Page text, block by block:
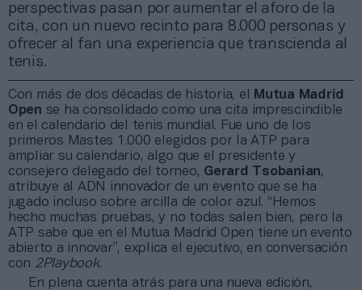
perspectivas pasan por aumentar el aforo de la
cita, con un nuevo recinto para 8.000 personas y
ofrecer al fan una experiencia que transcienda al
tenis.
Con más de dos décadas de historia, el
Mutua Madrid
Open se ha consolidado como una cita imprescindible
en el calendario del tenis mundial. Fue uno de los
primeros Mastes 1.000 elegidos por la ATP para
ampliar su calendario, algo que el presidente y
consejero delegado del torneo, Gerard Tsobanian,
atribuye al ADN innovador de un evento que se ha
jugado incluso sobre arcilla de color azul. “Hemos
hecho muchas pruebas, y no todas salen bien, pero la
ATP sabe que en el Mutua Madrid Open tiene un evento
abierto a innovar”, explica el ejecutivo, en conversación
con 2Playbook.
En plena cuenta atrás para una nueva edición,